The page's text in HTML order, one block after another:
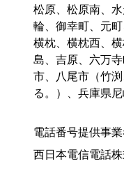
松原、松原南、
輪、御幸町、元
横枕、横枕西、
島、吉原、六万
市、八尾市（竹
る。）、兵庫県
電話番号提供事
西日本電信電話